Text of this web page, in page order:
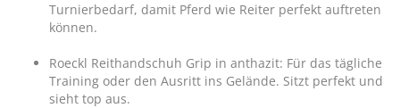
Turnierbedarf, damit Pferd wie Reiter perfekt auftreten
können.
Roeckl Reithandschuh Grip in anthazit: Für das tägliche
Training oder den Ausritt ins Gelände. Sitzt perfekt und
sieht top aus.